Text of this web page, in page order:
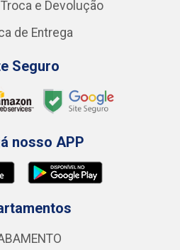
e Devolução
de Entrega
Seguro
nosso APP